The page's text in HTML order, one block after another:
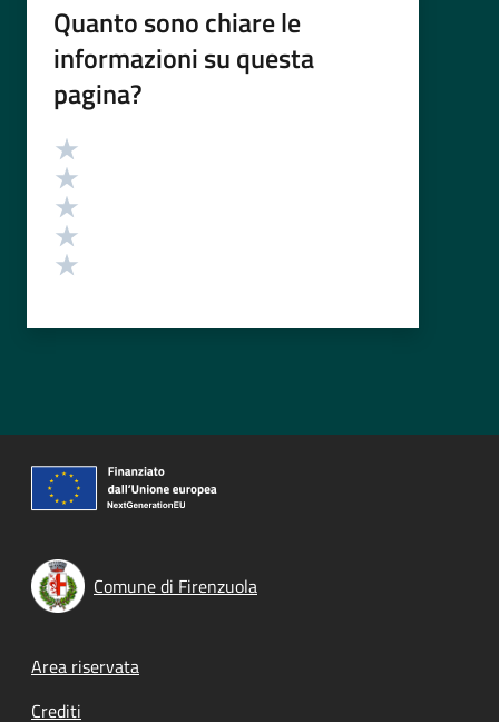
Quanto sono chiare le
informazioni su questa
pagina?
Valutazione
Comune di Firenzuola
Footer menu
Area riservata
Crediti